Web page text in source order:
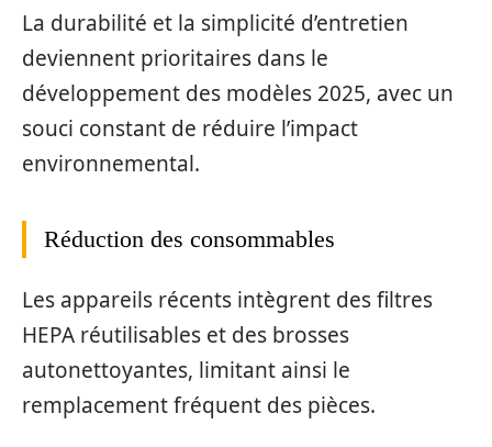
La durabilité et la simplicité d’entretien
deviennent prioritaires dans le
développement des modèles 2025, avec un
souci constant de réduire l’impact
environnemental.
Réduction des consommables
Les appareils récents intègrent des filtres
HEPA réutilisables et des brosses
autonettoyantes, limitant ainsi le
remplacement fréquent des pièces.